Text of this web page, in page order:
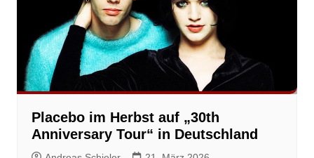
Placebo im Herbst auf „30th
Anniversary Tour“ in Deutschland